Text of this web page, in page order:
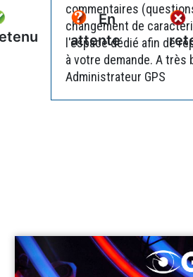
En
attente
commentaires
changement de
l'espace dédié afin de
à votre demande. A très
Administrateur GPS